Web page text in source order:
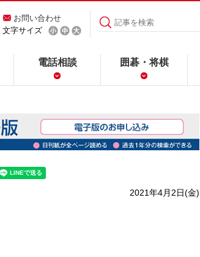
お問い合わせ
文字サイズ
電話相談 囲碁・将棋
2021年4月2日(金)